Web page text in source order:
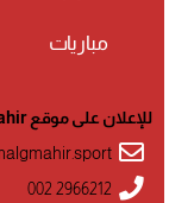
مباريات
للإعلان على موقع ngmalgmahir
002 2966212